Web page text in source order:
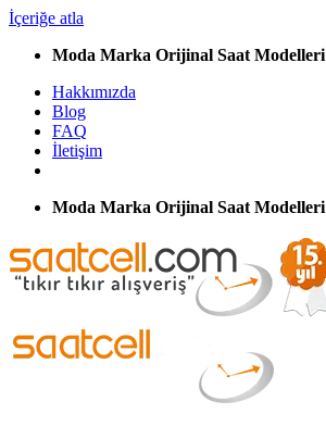
İçeriğe atla
Moda Marka Orijinal Saat Modelleri
Hakkımızda
Blog
FAQ
İletişim
Moda Marka Orijinal Saat Modelleri